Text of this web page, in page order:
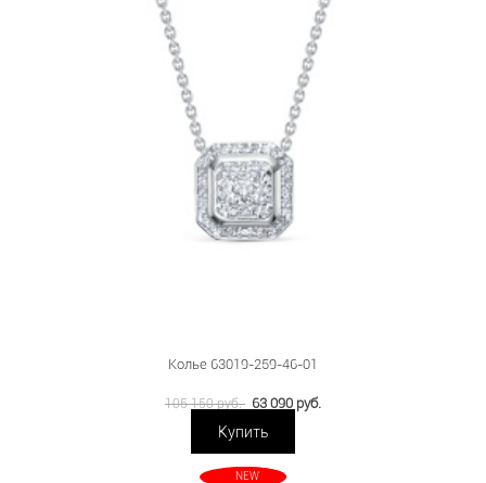
Колье 63019-259-46-01
105 150 руб. 63 090 руб.
Купить
NEW